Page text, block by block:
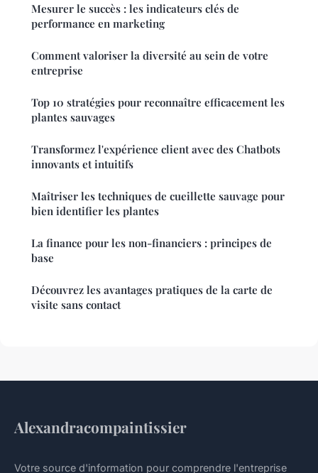
Mesurer le succès : les indicateurs clés de
performance en marketing
Comment valoriser la diversité au sein de votre
entreprise
Top 10 stratégies pour reconnaître efficacement les
plantes sauvages
Transformez l'expérience client avec des Chatbots
innovants et intuitifs
Maîtriser les techniques de cueillette sauvage pour
bien identifier les plantes
La finance pour les non-financiers : principes de
base
Découvrez les avantages pratiques de la carte de
visite sans contact
Alexandracompaintissier
Votre source d'information pour comprendre l'entreprise